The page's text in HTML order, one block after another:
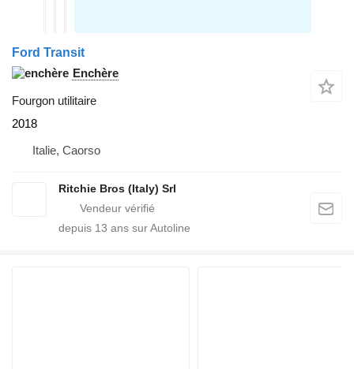
Ford Transit
Enchère
Fourgon utilitaire
2018
Italie, Caorso
Ritchie Bros (Italy) Srl
depuis 13 ans sur Autoline